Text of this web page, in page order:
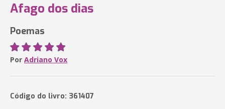
Afago dos dias
Poemas
Por Adriano Vox
Código do livro: 361407